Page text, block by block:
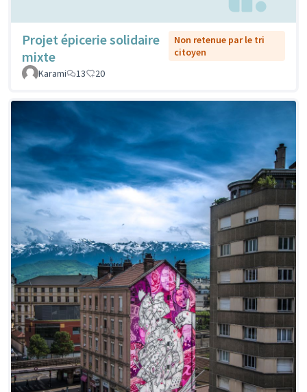
Projet épicerie solidaire
mixte
Non retenue par le tri
citoyen
Karami
13 20